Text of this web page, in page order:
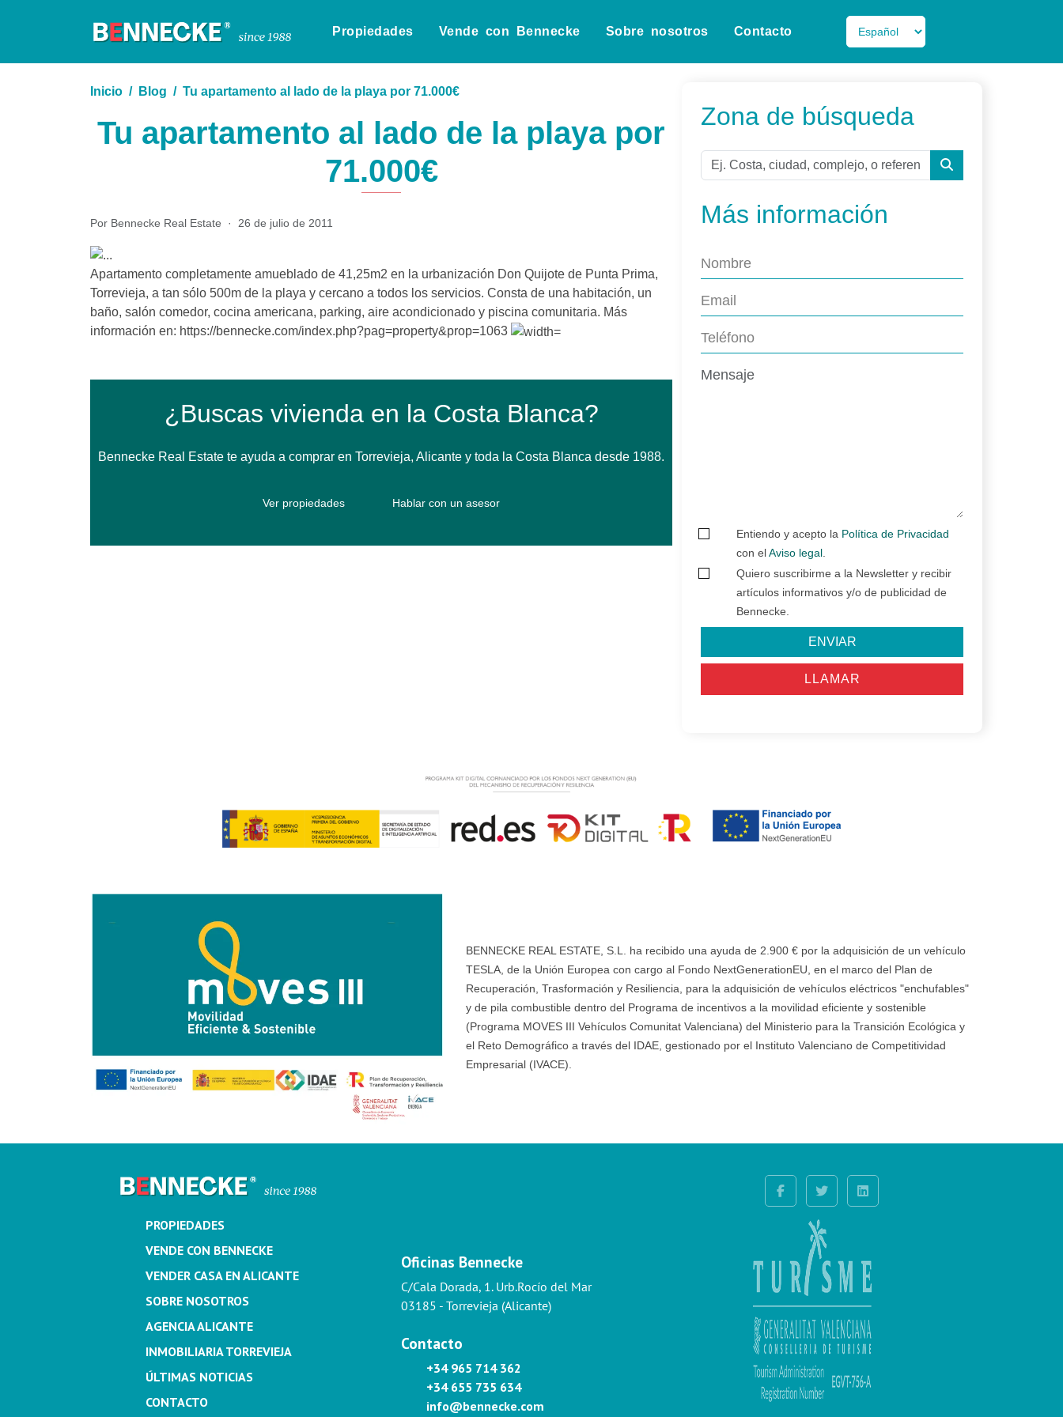
Propiedades Vende con Bennecke Sobre nosotros Contacto
Inicio Blog Tu apartamento al lado de la playa por 71.000€
Tu apartamento al lado de la playa por
71.000€
Por Bennecke Real Estate · 26 de julio de 2011
Apartamento completamente amueblado de 41,25m2 en la urbanización Don Quijote de Punta Prima,
Torrevieja, a tan sólo 500m de la playa y cercano a todos los servicios. Consta de una habitación, un
baño, salón comedor, cocina americana, parking, aire acondicionado y piscina comunitaria. Más
información en: https://bennecke.com/index.php?pag=property&prop=1063
¿Buscas vivienda en la Costa Blanca?
Bennecke Real Estate te ayuda a comprar en Torrevieja, Alicante y toda la Costa Blanca desde 1988.
Ver propiedades Hablar con un asesor
Zona de búsqueda
Más información
Entiendo y acepto la Política de Privacidad
con elAviso legal
Quiero suscribirme a la Newsletter y recibir
artículos informativos y/o de publicidad de
Bennecke.
ENVIAR
LLAMAR
BENNECKE REAL ESTATE, S.L. ha recibido una ayuda de 2.900 € por la adquisición de un vehículo
TESLA, de la Unión Europea con cargo al Fondo NextGenerationEU, en el marco del Plan de
Recuperación, Trasformación y Resiliencia, para la adquisición de vehículos eléctricos "enchufables"
y de pila combustible dentro del Programa de incentivos a la movilidad eficiente y sostenible
(Programa MOVES III Vehículos Comunitat Valenciana) del Ministerio para la Transición Ecológica y
el Reto Demográfico a través del IDAE, gestionado por el Instituto Valenciano de Competitividad
Empresarial (IVACE).
PROPIEDADES
VENDE CON BENNECKE
VENDER CASA EN ALICANTE
SOBRE NOSOTROS
AGENCIA ALICANTE
INMOBILIARIA TORREVIEJA
ÚLTIMAS NOTICIAS
CONTACTO
Oficinas Bennecke
C/Cala Dorada, 1. Urb.Rocío del Mar
03185 - Torrevieja (Alicante)
Contacto
+34 965 714 362
+34 655 735 634
info@bennecke.com